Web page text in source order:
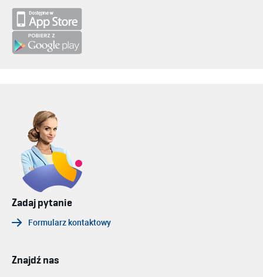
Zadaj pytanie
Formularz kontaktowy
Znajdź nas